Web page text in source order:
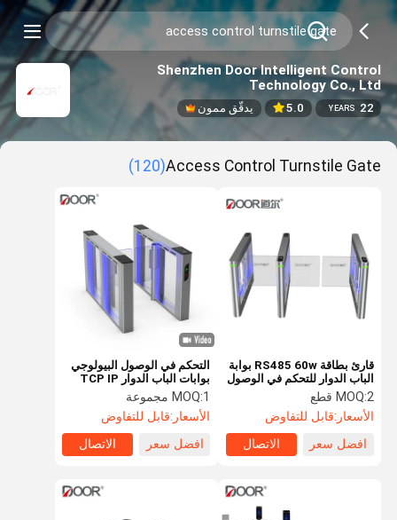
Shenzhen Door Intelligent Control
Technology Co., Ltd
22
YEARS
5.0 يدقّق ممون
Access Control Turnstile Gate
(120)
التحكم في الوصول البيولوجي
بوابات الباب الدوار TCP IP
RS485 IP42
MOQ:1 مجموعة
الأسعار:قابل للتفاوض
افضل سعر
الاتصال
قارئ بطاقة RS485 60w بوابة
الباب الدوار للتحكم في الوصول
MOQ:2 قطع
الأسعار:قابل للتفاوض
افضل سعر
الاتصال